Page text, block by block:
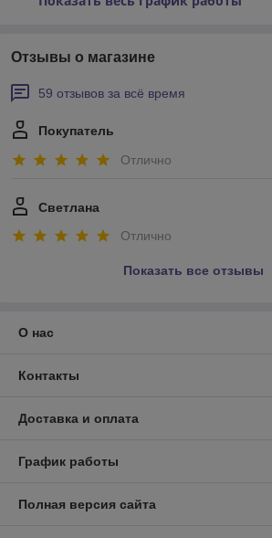
Отзывы о магазине
59 отзывов за всё время
Покупатель
Отлично
Светлана
Отлично
Показать все отзывы
О нас
Контакты
Доставка и оплата
График работы
Полная версия сайта